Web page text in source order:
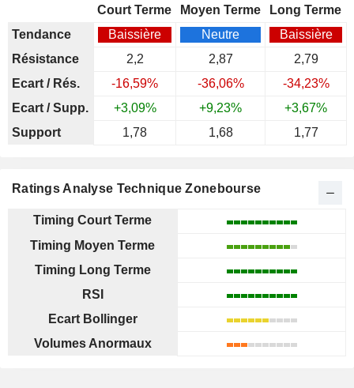
Court Terme Moyen Terme
Long Terme
Tendance
Baissière Neutre
Baissière
Résistance
2,2 2,87
2,79
Ecart / Rés.
-16,59% -36,06%
-34,23%
Ecart / Supp.
+3,09% +9,23%
+3,67%
Support
1,78 1,68 1,77
Ratings Analyse Technique Zonebourse
Timing Court Terme
Timing Moyen Terme
Timing Long Terme
RSI
Ecart Bollinger
Volumes Anormaux